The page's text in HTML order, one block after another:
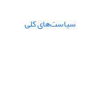
سیاست‌های کلی